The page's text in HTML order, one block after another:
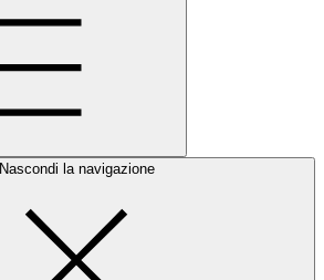
Nascondi la navigazione